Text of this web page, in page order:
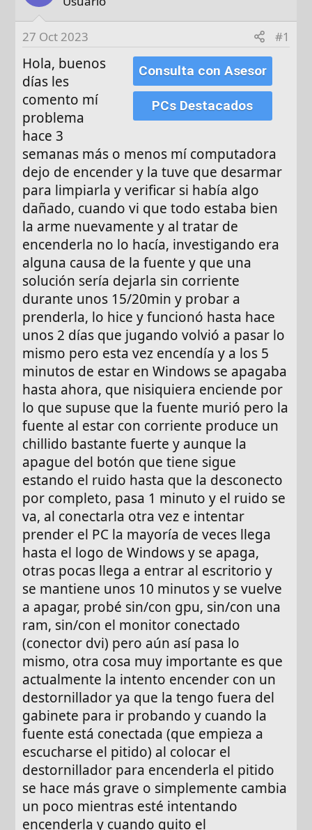
d
e
i
t
s
27 Oct 2023 #1
Consulta con Asesor
PCs Destacados
Hola, buenos
días les
comento mí
problema
hace 3
semanas más o menos mí computadora
dejo de encender y la tuve que desarmar
para limpiarla y verificar si había algo
dañado, cuando vi que todo estaba bien
la arme nuevamente y al tratar de
encenderla no lo hacía, investigando era
alguna causa de la fuente y que una
solución sería dejarla sin corriente
durante unos 15/20min y probar a
prenderla, lo hice y funcionó hasta hace
unos 2 días que jugando volvió a pasar lo
mismo pero esta vez encendía y a los 5
minutos de estar en Windows se apagaba
hasta ahora, que nisiquiera enciende por
lo que supuse que la fuente murió pero la
fuente al estar con corriente produce un
chillido bastante fuerte y aunque la
apague del botón que tiene sigue
estando el ruido hasta que la desconecto
por completo, pasa 1 minuto y el ruido se
va, al conectarla otra vez e intentar
prender el PC la mayoría de veces llega
hasta el logo de Windows y se apaga,
otras pocas llega a entrar al escritorio y
se mantiene unos 10 minutos y se vuelve
a apagar, probé sin/con gpu, sin/con una
ram, sin/con el monitor conectado
(conector dvi) pero aún así pasa lo
mismo, otra cosa muy importante es que
actualmente la intento encender con un
destornillador ya que la tengo fuera del
gabinete para ir probando y cuando la
fuente está conectada (que empieza a
escucharse el pitido) al colocar el
destornillador para encenderla el pitido
se hace más grave o simplemente cambia
un poco mientras esté intentando
encenderla y cuando quito el